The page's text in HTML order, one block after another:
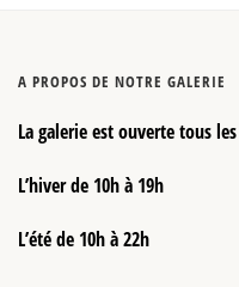
A PROPOS DE NOTRE GALERIE
La galerie est ouverte tous
L’hiver de 10h à 19h
L’été de 10h à 22h